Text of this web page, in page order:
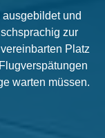
und
zur
Platz
warten müssen.